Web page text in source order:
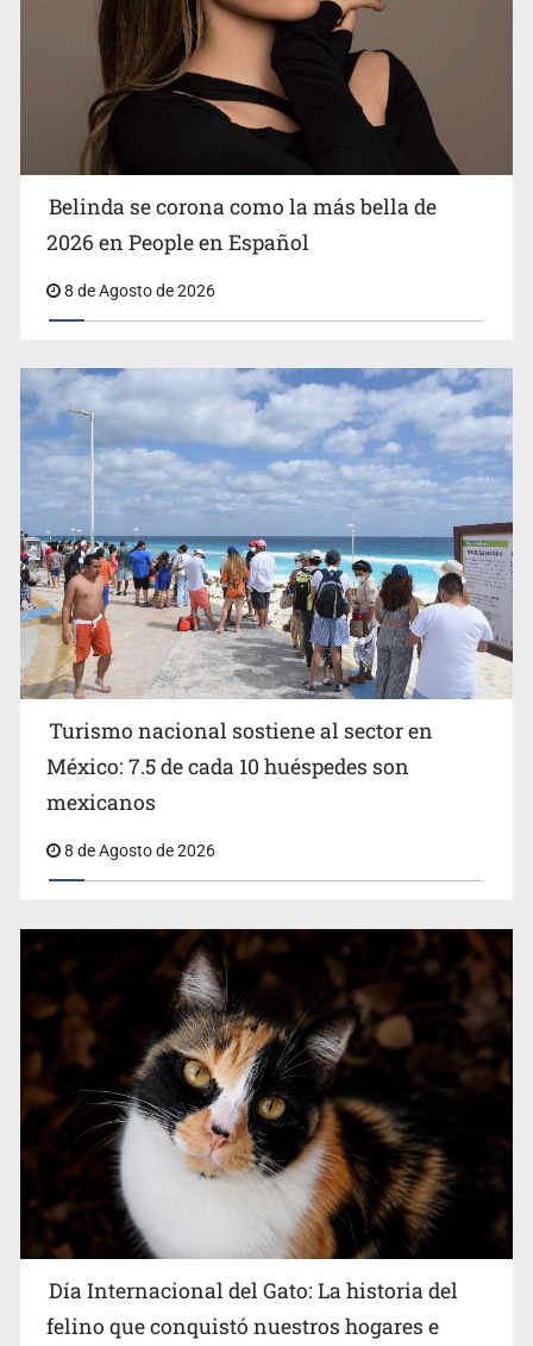
Ciclosporiasis no representa un riesgo epidemiológico
masivo
EU reanudará este sábado inspecciones de aguacate en
Michoacán
Belinda se corona como la más bella de 2026 en People
Belinda se corona como la más bella de
2026 en People en Español
8 de Agosto de 2026
Turismo nacional sostiene al sector en
México: 7.5 de cada 10 huéspedes son
mexicanos
8 de Agosto de 2026
Día Internacional del Gato: La historia del
felino que conquistó nuestros hogares e